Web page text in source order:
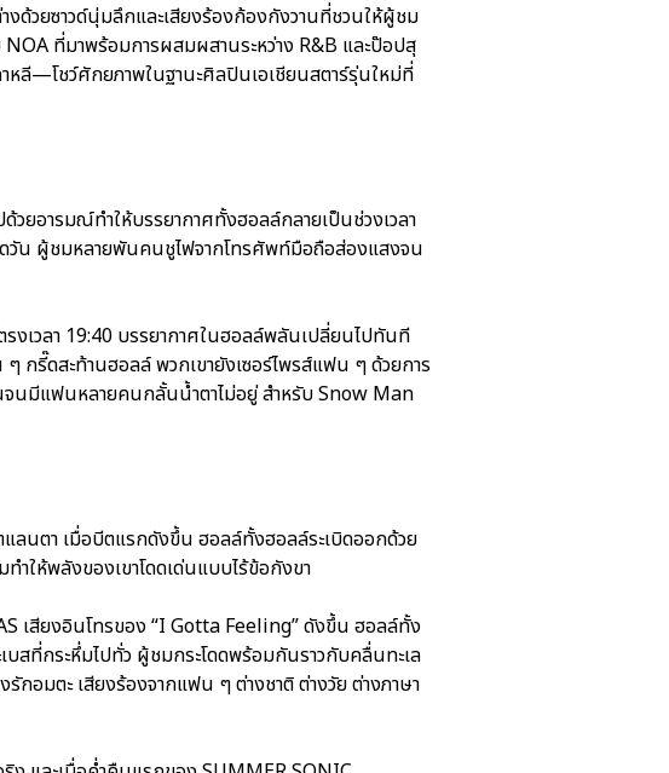
ด้วยซาวด์นุ่มลึกและเสียงร้องก้องกังวานที่ชวนให้ผู้ชม
ที่มาพร้อมการผสมผสานระหว่าง R&B และป๊อปสุ
ลี—โชว์ศักยภาพในฐานะศิลปินเอเชียนสตาร์รุ่นใหม่ที่
วยอารมณ์ทำให้บรรยากาศทั้งฮอลล์กลายเป็นช่วงเวลา
วัน ผู้ชมหลายพันคนชูไฟจากโทรศัพท์มือถือส่องแสงจน
งเวลา 19:40 บรรยากาศในฮอลล์พลันเปลี่ยนไปทันที
รี๊ดสะท้านฮอลล์ พวกเขายังเซอร์ไพรส์แฟน ๆ ด้วยการ
จนมีแฟนหลายคนกลั้นน้ำตาไม่อยู่ สำหรับ Snow Man
ลนตา เมื่อบีตแรกดังขึ้น ฮอลล์ทั้งฮอลล์ระเบิดออกด้วย
ให้พลังของเขาโดดเด่นแบบไร้ข้อกังขา
เสียงอินโทรของ “I Gotta Feeling” ดังขึ้น ฮอลล์ทั้ง
สที่กระหึ่มไปทั่ว ผู้ชมกระโดดพร้อมกันราวกับคลื่นทะเล
กอมตะ เสียงร้องจากแฟน ๆ ต่างชาติ ต่างวัย ต่างภาษา